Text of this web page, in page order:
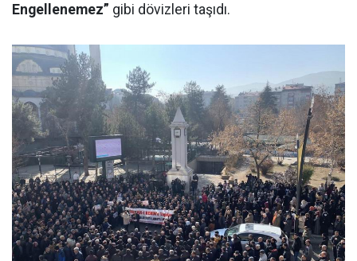
Engellenemez” gibi dövizleri taşıdı.